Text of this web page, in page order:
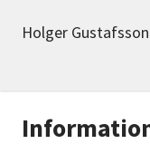
Holger Gustafsson